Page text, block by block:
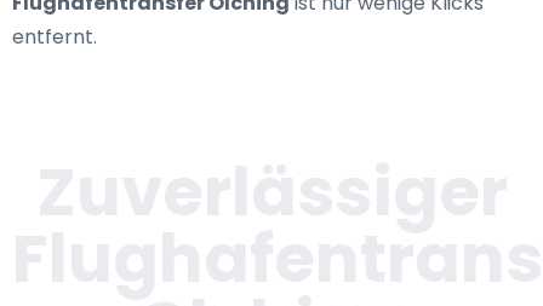
entfernt.